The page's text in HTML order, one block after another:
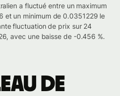
a fluctué entre un maximum
un minimum de 0.0351229 le
fluctuation de prix sur 24
avec une baisse de -0.456 %.
de